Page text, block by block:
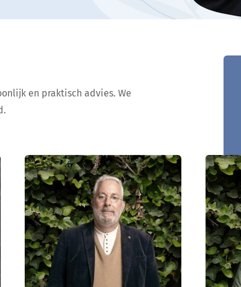
en praktisch advies. We